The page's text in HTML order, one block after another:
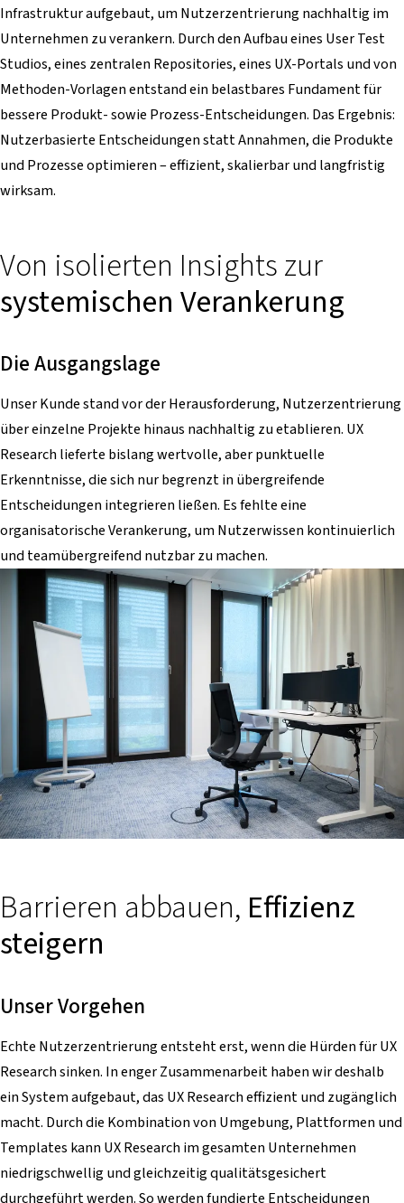
Infrastruktur aufgebaut, um Nutzerzentrierung nachhaltig im
Unternehmen zu verankern. Durch den Aufbau eines User Test
Studios, eines zentralen Repositories, eines UX-Portals und von
Methoden-Vorlagen entstand ein belastbares Fundament für
bessere Produkt- sowie Prozess-Entscheidungen. Das Ergebnis:
Nutzerbasierte Entscheidungen statt Annahmen, die Produkte
und Prozesse optimieren – effizient, skalierbar und langfristig
wirksam.
Von isolierten Insights zur
systemischen Verankerung
Die Ausgangslage
Unser Kunde stand vor der Herausforderung, Nutzerzentrierung
über einzelne Projekte hinaus nachhaltig zu etablieren. UX
Research lieferte bislang wertvolle, aber punktuelle
Erkenntnisse, die sich nur begrenzt in übergreifende
Entscheidungen integrieren ließen. Es fehlte eine
organisatorische Verankerung, um Nutzerwissen kontinuierlich
und teamübergreifend nutzbar zu machen.
Barrieren abbauen, Effizienz
steigern
Unser Vorgehen
Echte Nutzerzentrierung entsteht erst, wenn die Hürden für UX
Research sinken. In enger Zusammenarbeit haben wir deshalb
ein System aufgebaut, das UX Research effizient und zugänglich
macht. Durch die Kombination von Umgebung, Plattformen und
Templates kann UX Research im gesamten Unternehmen
niedrigschwellig und gleichzeitig qualitätsgesichert
durchgeführt werden. So werden fundierte Entscheidungen